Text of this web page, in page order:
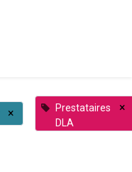
×
Prestataires
DLA
×